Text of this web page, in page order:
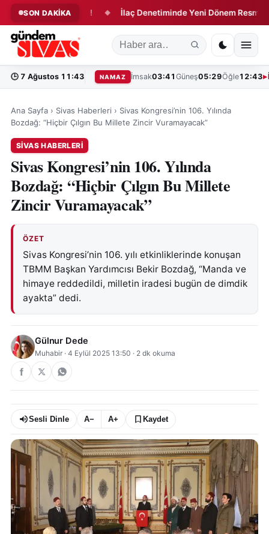
SON DAKİKA
Başladı! İlaç Denetiminde Yeni Dönem Resmen
🕒 7 Ağustos 11:43 NAMAZ İmsak03:41 Güneş05:29Öğle12:43
Ana Sayfa › Sivas Haberleri › Sivas Kongresi’nin 106. Yılında
Bozdağ: “Hiçbir Çılgın Bu Millete Zincir Vuramayacak”
SIVAS HABERLERI
Sivas Kongresi’nin 106. Yılında
Bozdağ: “Hiçbir Çılgın Bu Millete
Zincir Vuramayacak”
ÖZET
Sivas Kongresi’nin 106. yılı etkinliklerinde konuşan
TBMM Başkan Yardımcısı Bekir Bozdağ, “Manda ve
himaye reddedildi, milletin iradesi bugün de dimdik
ayakta” dedi.
Gülnur Dede
Muhabir · 4 Eylül 2025 13:50 · 2 dk okuma
Sesli Dinle A− A+ Kaydet